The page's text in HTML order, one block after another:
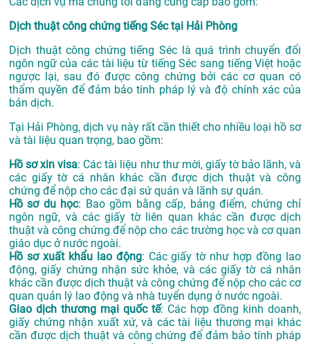
Dịch thuật công chứng tiếng Séc tại Hải Phòng
Dịch thuật công chứng tiếng Séc là quá trình chuyển đổi
ngôn ngữ của các tài liệu từ tiếng Séc sang tiếng Việt hoặc
ngược lại, sau đó được công chứng bởi các cơ quan có
thẩm quyền để đảm bảo tính pháp lý và độ chính xác của
bản dịch.
Tại Hải Phòng, dịch vụ này rất cần thiết cho nhiều loại hồ sơ
và tài liệu quan trọng, bao gồm:
Hồ sơ xin visa: Các tài liệu như thư mời, giấy tờ bảo lãnh, và
các giấy tờ cá nhân khác cần được dịch thuật và công
chứng để nộp cho các đại sứ quán và lãnh sự quán.
Hồ sơ du học: Bao gồm bằng cấp, bảng điểm, chứng chỉ
ngôn ngữ, và các giấy tờ liên quan khác cần được dịch
thuật và công chứng để nộp cho các trường học và cơ quan
giáo dục ở nước ngoài.
Hồ sơ xuất khẩu lao động: Các giấy tờ như hợp đồng lao
động, giấy chứng nhận sức khỏe, và các giấy tờ cá nhân
khác cần được dịch thuật và công chứng để nộp cho các cơ
quan quản lý lao động và nhà tuyển dụng ở nước ngoài.
Giao dịch thương mại quốc tế: Các hợp đồng kinh doanh,
giấy chứng nhận xuất xứ, và các tài liệu thương mại khác
cần được dịch thuật và công chứng để đảm bảo tính pháp